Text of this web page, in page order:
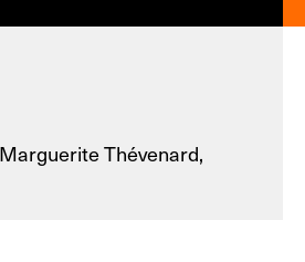
Thévenard,